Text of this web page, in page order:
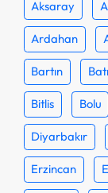
Aksaray
Ardahan
Bartın
Bitlis Bolu
Diyarbakır
Erzincan